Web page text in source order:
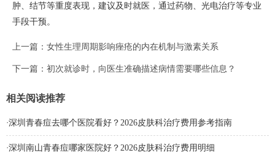
肿、结节等重度表现，建议及时就医，通过药物、光电治疗等专业
手段干预。
上一篇： 女性生理周期影响痤疮的内在机制与激素关系
下一篇： 初次就诊时，向医生准确描述病情需要哪些信息？
相关阅读推荐
·深圳青春痘去哪个医院看好？2026皮肤科治疗费用参考指南
·深圳南山青春痘哪家医院好？2026皮肤科治疗费用明细